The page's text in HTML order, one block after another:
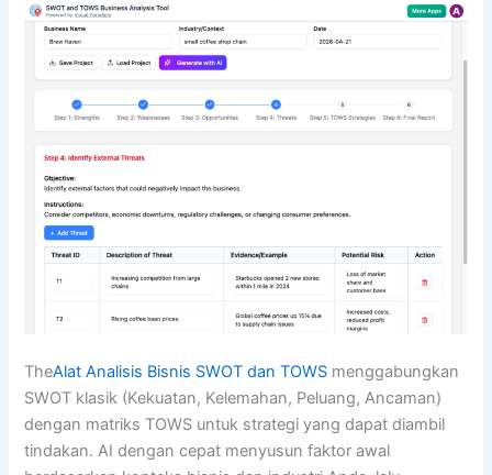
TheAlat Analisis Bisnis SWOT dan TOWS menggabungkan
SWOT klasik (Kekuatan, Kelemahan, Peluang, Ancaman)
dengan matriks TOWS untuk strategi yang dapat diambil
tindakan. AI dengan cepat menyusun faktor awal